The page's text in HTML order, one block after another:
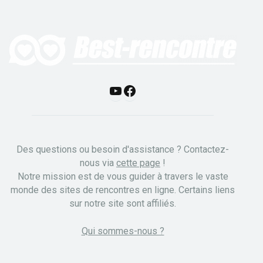
Y
T
u
b
F
e
b
o
k
Des questions ou besoin d'assistance ? Contactez-
nous via cette page !
Notre mission est de vous guider à travers le vaste
monde des sites de rencontres en ligne. Certains liens
sur notre site sont affiliés.
Qui sommes-nous ?